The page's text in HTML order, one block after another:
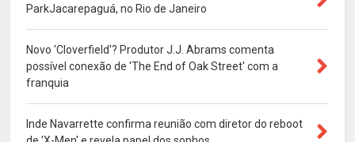
ParkJacarepaguá, no Rio de Janeiro
Novo 'Cloverfield'? Produtor J.J. Abrams comenta
possível conexão de 'The End of Oak Street' com a
franquia
Inde Navarrette confirma reunião com diretor do reboot